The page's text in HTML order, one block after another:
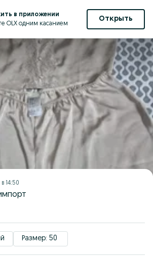
в приложении
OLX одним касанием
Открыть
14:50
Размер: 50